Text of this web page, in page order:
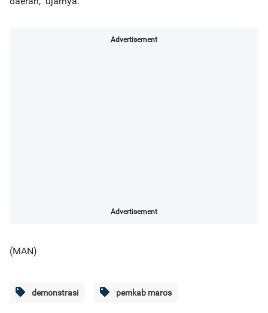
Advertisement
Advertisement
(MAN)
demonstrasi pemkab maros